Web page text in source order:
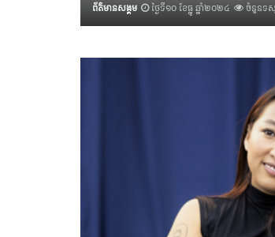
ព័ត៌មានសង្គម ថ្ងៃទី១០ ខែធ្នូ ឆ្នាំ២០២៤ ចំនួនទស្